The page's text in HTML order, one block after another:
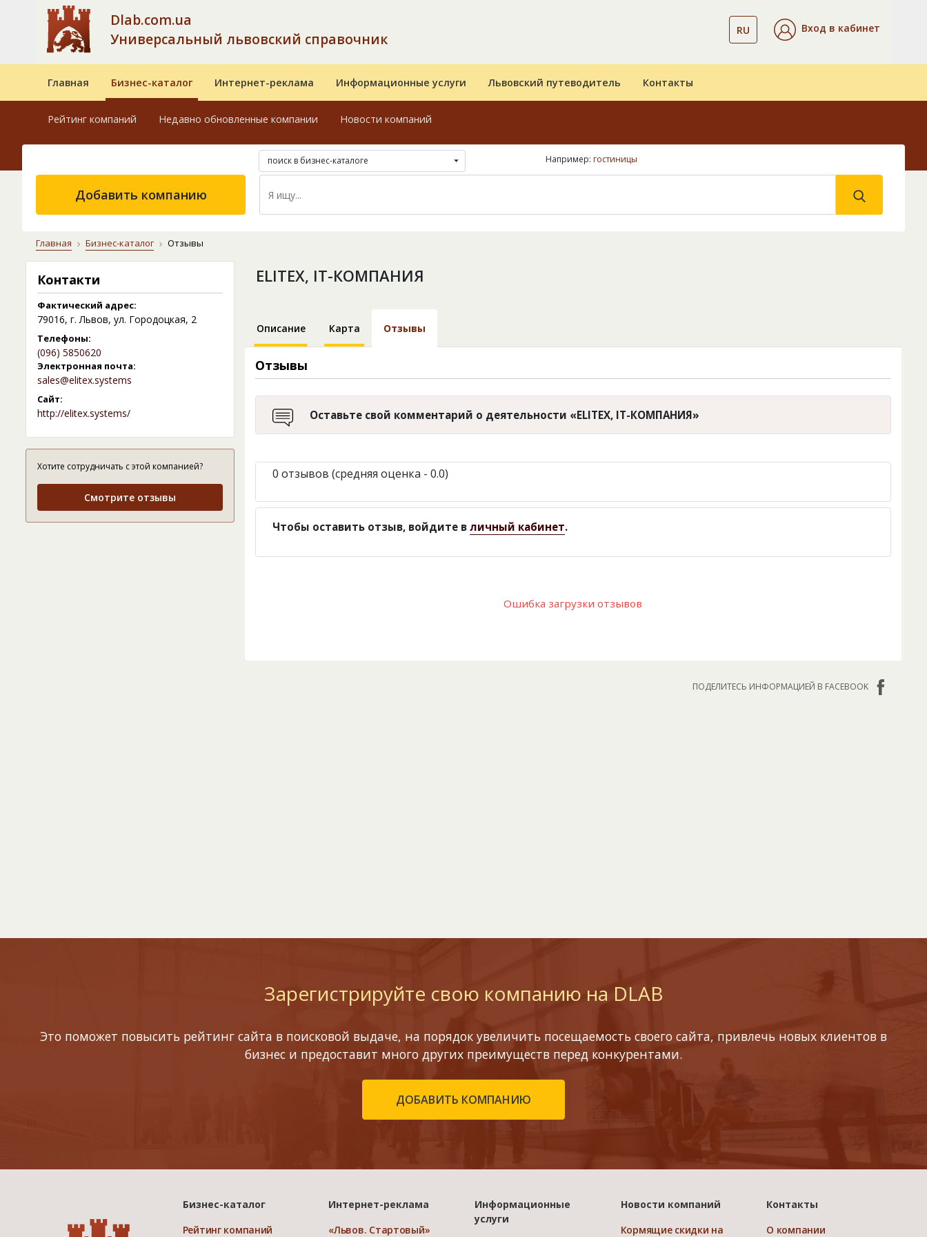
Dlab.com.ua
Универсальный львовский справочник
RU Вход в кабинет
Главная Бизнес-каталог Интернет-реклама Информационные услуги Львовский путеводитель Контакты
Рейтинг компаний Недавно обновленные компании Новости компаний
поиск в бизнес-каталоге Например: гостиницы
Добавить компанию
Главная Бизнес-каталог Отзывы
Контакти
Фактический адрес:
79016, г. Львов, ул. Городоцкая, 2
Телефоны:
(096) 5850620
Электронная почта:
sales@elitex.systems
Сайт:
http://elitex.systems/
Хотите сотрудничать с этой компанией?
Смотрите отзывы
ELITEX, IT-КОМПАНИЯ
Описание Карта Отзывы
Отзывы
Оставьте свой комментарий о деятельности «ELITEX, IT-КОМПАНИЯ»
0 отзывов (средняя оценка - 0.0)
Чтобы оставить отзыв, войдите в личный кабинет.
Ошибка загрузки отзывов
ПОДЕЛИТЕСЬ ИНФОРМАЦИЕЙ В FACEBOOK
Зарегистрируйте свою компанию на DLAB
Это поможет повысить рейтинг сайта в поисковой выдаче, на порядок увеличить посещаемость своего сайта, привлечь новых клиентов в
бизнес и предоставит много других преимуществ перед конкурентами.
ДОБАВИТЬ КОМПАНИЮ
Бизнес-каталог
Рейтинг компаний
Интернет-реклама
«Львов. Стартовый»
Информационные
услуги
Новости компаний
Кормящие скидки на
Контакты
О компании